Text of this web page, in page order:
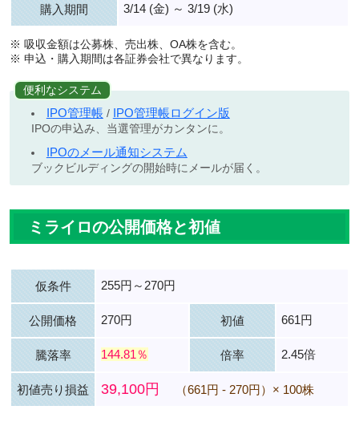
購入期間 3/14 (金) ～ 3/19 (水)
※ 吸収金額は公募株、売出株、OA株を含む。
※ 申込・購入期間は各証券会社で異なります。
便利なシステム
IPO管理帳 / IPO管理帳ログイン版
IPOの申込み、当選管理がカンタンに。
IPOのメール通知システム
ブックビルディングの開始時にメールが届く。
ミライロの公開価格と初値
仮条件 255円～270円
公開価格 270円 初値 661円
騰落率 144.81％ 倍率 2.45倍
初値売り損益 39,100円 （661円 - 270円）× 100株